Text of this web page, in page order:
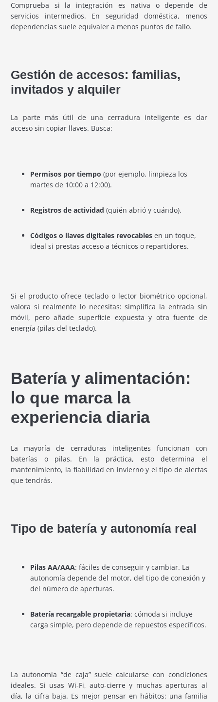
Comprueba si la integración es nativa o depende de
servicios intermedios. En seguridad doméstica, menos
dependencias suele equivaler a menos puntos de fallo.
Gestión de accesos: familias,
invitados y alquiler
La parte más útil de una cerradura inteligente es dar
acceso sin copiar llaves. Busca:
Permisos por tiempo (por ejemplo, limpieza los
martes de 10:00 a 12:00).
Registros de actividad (quién abrió y cuándo).
Códigos o llaves digitales revocables en un toque,
ideal si prestas acceso a técnicos o repartidores.
Si el producto ofrece teclado o lector biométrico opcional,
valora si realmente lo necesitas: simplifica la entrada sin
móvil, pero añade superficie expuesta y otra fuente de
energía (pilas del teclado).
Batería y alimentación:
lo que marca la
experiencia diaria
La mayoría de cerraduras inteligentes funcionan con
baterías o pilas. En la práctica, esto determina el
mantenimiento, la fiabilidad en invierno y el tipo de alertas
que tendrás.
Tipo de batería y autonomía real
Pilas AA/AAA: fáciles de conseguir y cambiar. La
autonomía depende del motor, del tipo de conexión y
del número de aperturas.
Batería recargable propietaria: cómoda si incluye
carga simple, pero depende de repuestos específicos.
La autonomía “de caja” suele calcularse con condiciones
ideales. Si usas Wi-Fi, auto-cierre y muchas aperturas al
día, la cifra baja. Es mejor pensar en hábitos: una familia